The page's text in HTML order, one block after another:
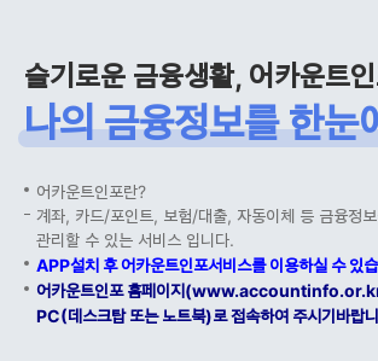
슬기로운 금융생활, 어카운트
나의 금융정보를 한눈
어카운트인포란?
계좌, 카드/포인트, 보험/대출, 자동이체 등 금융정
관리할 수 있는 서비스 입니다.
APP설치 후 어카운트인포서비스를 이용하실 수 있
어카운트인포 홈페이지
PC(데스크탑 또는 노트북)로 접속하여 주시기바랍